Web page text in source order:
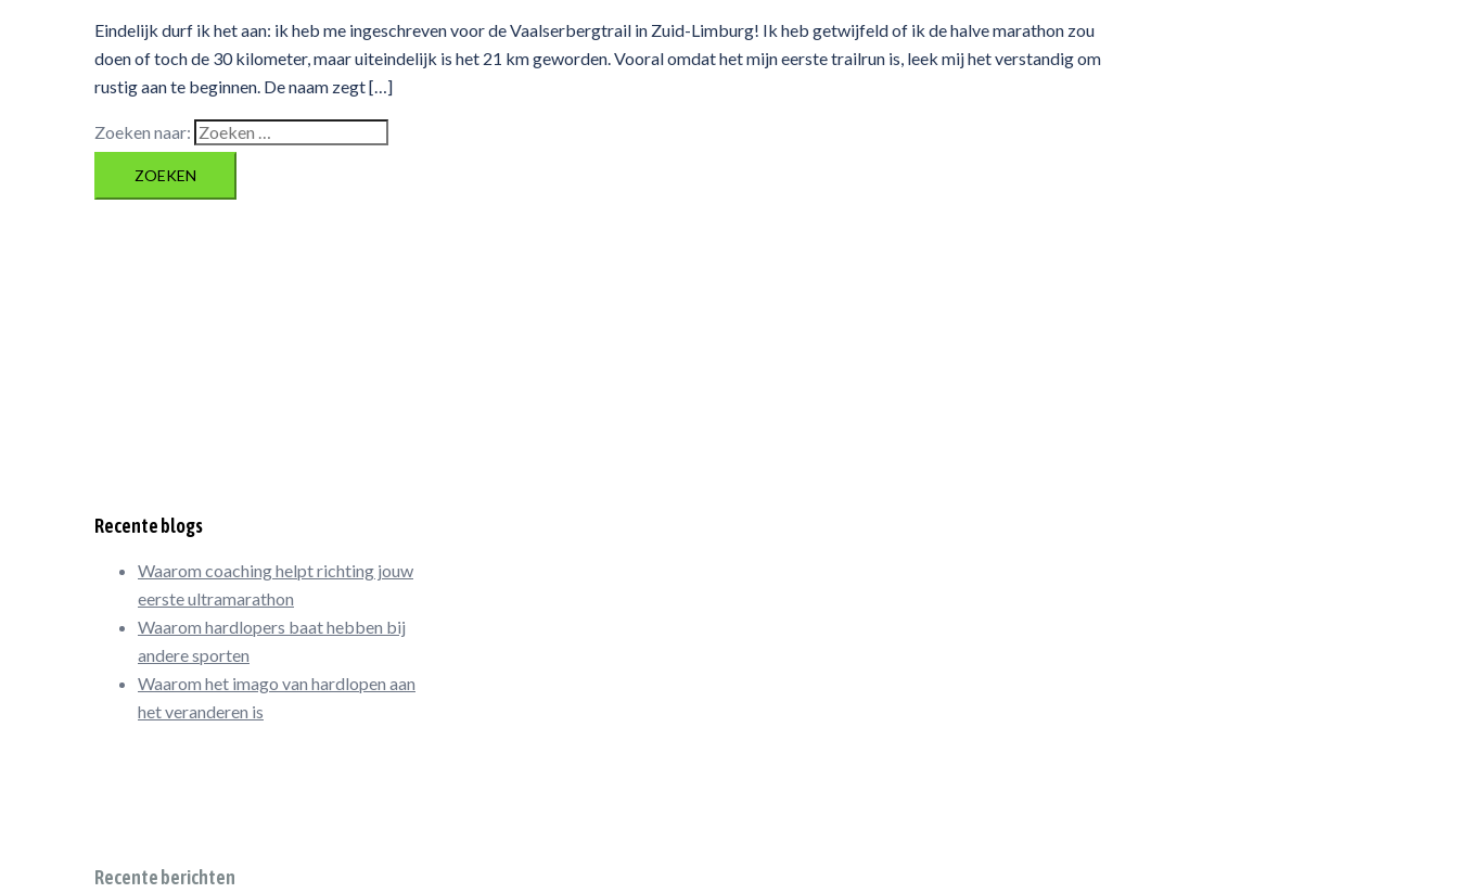
Eindelijk durf ik het aan: ik heb me ingeschreven voor de Vaalserbergtrail in Zuid-Limburg! Ik heb getwijfeld of ik de halve marathon zou
doen of toch de 30 kilometer, maar uiteindelijk is het 21 km geworden. Vooral omdat het mijn eerste trailrun is, leek mij het verstandig om
rustig aan te beginnen. De naam zegt […]
Zoeken naar:
Recente blogs
Waarom coaching helpt richting jouw
eerste ultramarathon
Waarom hardlopers baat hebben bij
andere sporten
Waarom het imago van hardlopen aan
het veranderen is
Recente berichten